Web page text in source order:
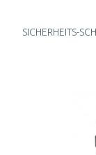
SICHERHEITS-